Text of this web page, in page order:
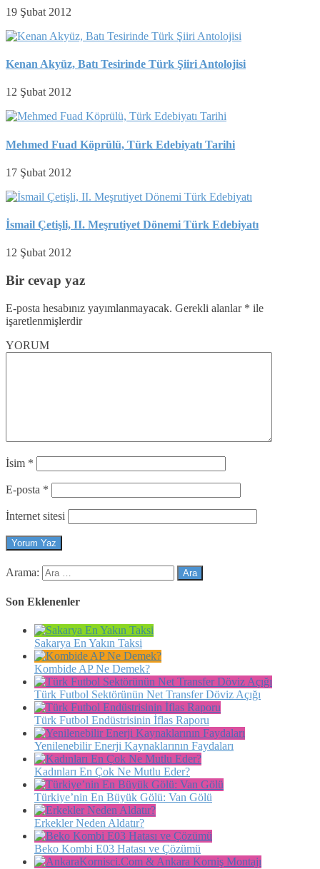
19 Şubat 2012
Kenan Akyüz, Batı Tesirinde Türk Şiiri Antolojisi
12 Şubat 2012
Mehmed Fuad Köprülü, Türk Edebiyatı Tarihi
17 Şubat 2012
İsmail Çetişli, II. Meşrutiyet Dönemi Türk Edebiyatı
12 Şubat 2012
Bir cevap yaz
E-posta hesabınız yayımlanmayacak. Gerekli alanlar * ile
işaretlenmişlerdir
YORUM
İsim *
E-posta *
İnternet sitesi
Arama:
Son Eklenenler
Sakarya En Yakın Taksi
Kombide AP Ne Demek?
Türk Futbol Sektörünün Net Transfer Döviz Açığı
Türk Futbol Endüstrisinin İflas Raporu
Yenilenebilir Enerji Kaynaklarının Faydaları
Kadınları En Çok Ne Mutlu Eder?
Türkiye’nin En Büyük Gölü: Van Gölü
Erkekler Neden Aldatır?
Beko Kombi E03 Hatası ve Çözümü